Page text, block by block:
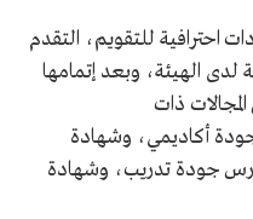
احترافية للتقويم، التقدم
الهيئة، وبعد إتمامها
ذات
أكاديمي، وشهادة
جودة تدريب، وشهادة